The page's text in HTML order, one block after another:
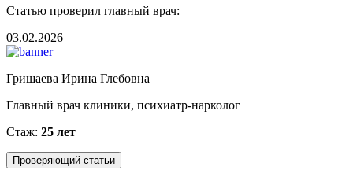
Статью проверил главный врач:
03.02.2026
Гришаева Ирина Глебовна
Главный врач клиники, психиатр-нарколог
Стаж: 25 лет
Проверяющий статьи